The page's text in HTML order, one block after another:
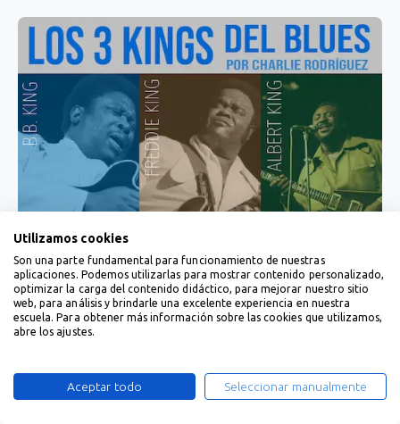
Utilizamos cookies
Son una parte fundamental para funcionamiento de nuestras
aplicaciones. Podemos utilizarlas para mostrar contenido personalizado,
optimizar la carga del contenido didáctico, para mejorar nuestro sitio
web, para análisis y brindarle una excelente experiencia en nuestra
escuela. Para obtener más información sobre las cookies que utilizamos,
abre los ajustes.
Aceptar todo Seleccionar manualmente